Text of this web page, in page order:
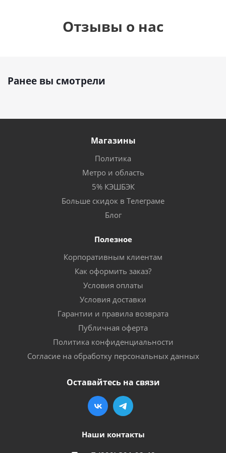
Отзывы о нас
Ранее вы смотрели
Магазины
Политика
Метро и область
5% КЭШБЭК
Больше скидок в Телеграме
Блог
Полезное
Корпоративным клиентам
Как оформить заказ?
Условия оплаты
Условия доставки
Гарантии и правила возврата
Публичная оферта
Политика конфиденциальности
Согласие на обработку персональных данных
Оставайтесь на связи
Наши контакты